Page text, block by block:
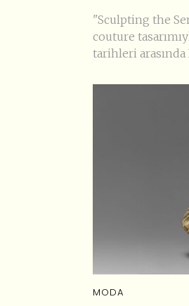
"Sculpting the
couture
tarihleri
MODA